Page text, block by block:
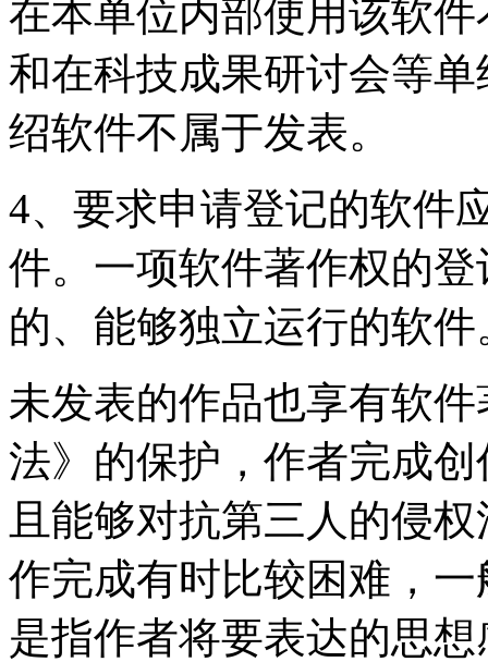
在本单位内部使用该软
和在科技成果研讨会等
绍软件不属于发表。
4、要求申请登记的软件
件。一项软件著作权的
的、能够独立运行的软件
未发表的作品也享有软
法》的保护，作者完成
且能够对抗第三人的侵
作完成有时比较困难，
是指作者将要表达的思